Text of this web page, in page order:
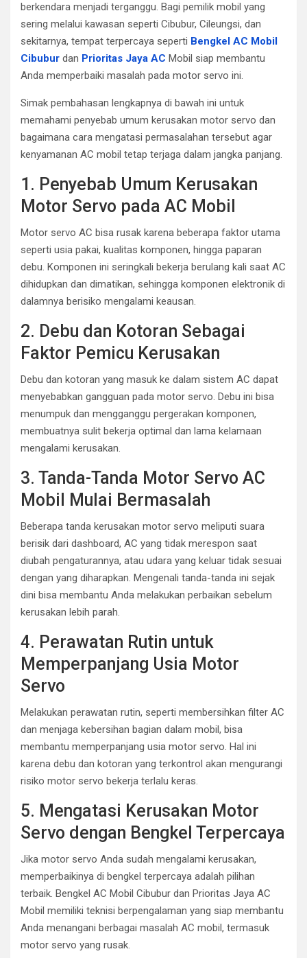
berkendara menjadi terganggu. Bagi pemilik mobil yang
sering melalui kawasan seperti Cibubur, Cileungsi, dan
sekitarnya, tempat terpercaya seperti Bengkel AC Mobil
Cibubur dan Prioritas Jaya AC Mobil siap membantu
Anda memperbaiki masalah pada motor servo ini.
Simak pembahasan lengkapnya di bawah ini untuk
memahami penyebab umum kerusakan motor servo dan
bagaimana cara mengatasi permasalahan tersebut agar
kenyamanan AC mobil tetap terjaga dalam jangka panjang.
1. Penyebab Umum Kerusakan
Motor Servo pada AC Mobil
Motor servo AC bisa rusak karena beberapa faktor utama
seperti usia pakai, kualitas komponen, hingga paparan
debu. Komponen ini seringkali bekerja berulang kali saat AC
dihidupkan dan dimatikan, sehingga komponen elektronik di
dalamnya berisiko mengalami keausan.
2. Debu dan Kotoran Sebagai
Faktor Pemicu Kerusakan
Debu dan kotoran yang masuk ke dalam sistem AC dapat
menyebabkan gangguan pada motor servo. Debu ini bisa
menumpuk dan mengganggu pergerakan komponen,
membuatnya sulit bekerja optimal dan lama kelamaan
mengalami kerusakan.
3. Tanda-Tanda Motor Servo AC
Mobil Mulai Bermasalah
Beberapa tanda kerusakan motor servo meliputi suara
berisik dari dashboard, AC yang tidak merespon saat
diubah pengaturannya, atau udara yang keluar tidak sesuai
dengan yang diharapkan. Mengenali tanda-tanda ini sejak
dini bisa membantu Anda melakukan perbaikan sebelum
kerusakan lebih parah.
4. Perawatan Rutin untuk
Memperpanjang Usia Motor
Servo
Melakukan perawatan rutin, seperti membersihkan filter AC
dan menjaga kebersihan bagian dalam mobil, bisa
membantu memperpanjang usia motor servo. Hal ini
karena debu dan kotoran yang terkontrol akan mengurangi
risiko motor servo bekerja terlalu keras.
5. Mengatasi Kerusakan Motor
Servo dengan Bengkel Terpercaya
Jika motor servo Anda sudah mengalami kerusakan,
memperbaikinya di bengkel terpercaya adalah pilihan
terbaik. Bengkel AC Mobil Cibubur dan Prioritas Jaya AC
Mobil memiliki teknisi berpengalaman yang siap membantu
Anda menangani berbagai masalah AC mobil, termasuk
motor servo yang rusak.